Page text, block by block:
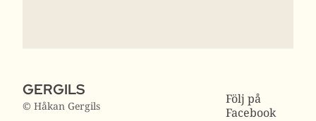
GERGILS
© Håkan Gergils
Följ på
Facebook